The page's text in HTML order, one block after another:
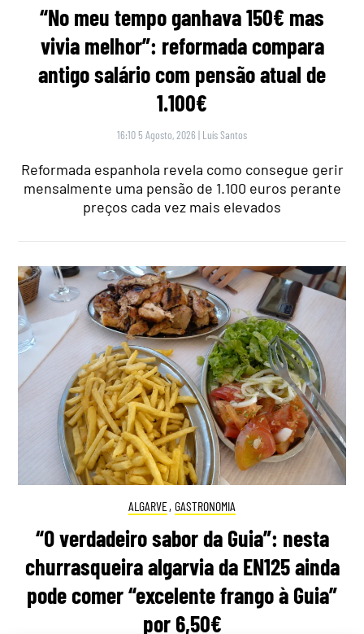
“No meu tempo ganhava 150€ mas
vivia melhor”: reformada compara
antigo salário com pensão atual de
1.100€
16:10 5 Agosto, 2026 | Luís Santos
Reformada espanhola revela como consegue gerir
mensalmente uma pensão de 1.100 euros perante
preços cada vez mais elevados
ALGARVE, GASTRONOMIA
“O verdadeiro sabor da Guia”: nesta
churrasqueira algarvia da EN125 ainda
pode comer “excelente frango à Guia”
por 6,50€